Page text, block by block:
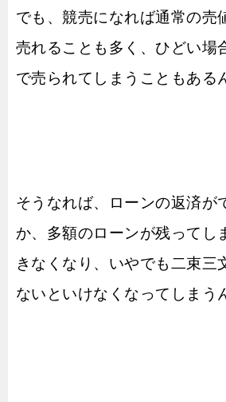
でも、競売になれば通常の売
売れることも多く、ひどい場
で売られてしまうこともある
そうなれば、ローンの返済が
か、多額のローンが残ってし
きなくなり、いやでも二束三
ないといけなくなってしまう